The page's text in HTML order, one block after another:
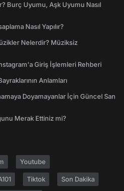
Burç Uyumu, Aşk Uyumu Nasıl
Nasıl Yapılır?
Nelerdir? Müziksiz
Giriş İşlemleri Rehberi
Anlamları
Doyamayanlar İçin Güncel San
Merak Ettiniz mi?
Youtube
Tiktok Son Dakika